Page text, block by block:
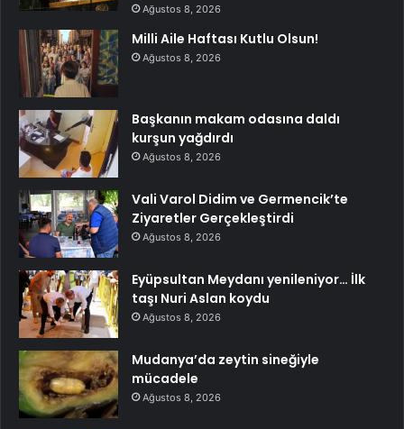
Ağustos 8, 2026
Milli Aile Haftası Kutlu Olsun!
Ağustos 8, 2026
Başkanın makam odasına daldı
kurşun yağdırdı
Ağustos 8, 2026
Vali Varol Didim ve Germencik’te
Ziyaretler Gerçekleştirdi
Ağustos 8, 2026
Eyüpsultan Meydanı yenileniyor… İlk
taşı Nuri Aslan koydu
Ağustos 8, 2026
Mudanya’da zeytin sineğiyle
mücadele
Ağustos 8, 2026